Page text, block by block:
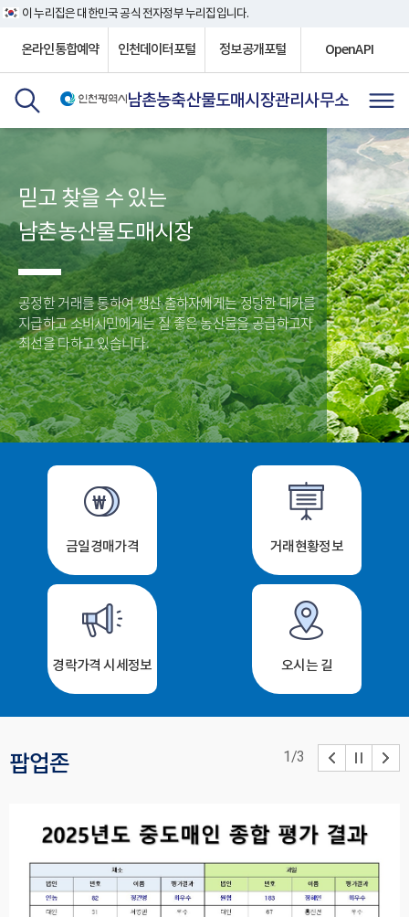
이 누리집은 대한민국 공식 전자정부 누리집입니다.
온라인통합예약 인천데이터포털 정보공개포털 OpenAPI
남촌농축산물도매시장관리사무소
믿고 찾을 수 있는
남촌농산물도매시장
공정한 거래를 통하여 생산 출하자에게는 정당한 대가를
지급하고소비시민에게는 질 좋은 농산물을 공급하고자
최선을 다하고 있습니다.
금일경매가격 거래현황정보
경락가격 시세정보 오시는 길
팝업존 1/3